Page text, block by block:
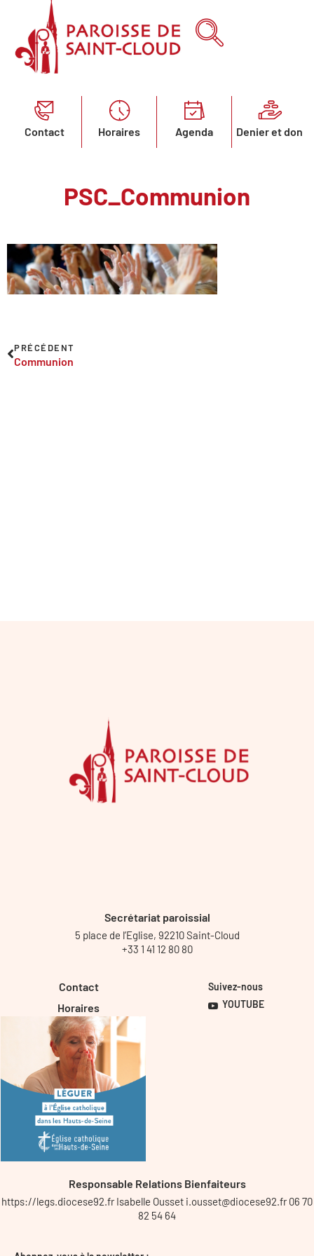
Contact Horaires Agenda Denier et don
PSC_Communion
PRÉCÉDENT
Communion
Secrétariat paroissial
5 place de l’Eglise, 92210 Saint-Cloud
+33 1 41 12 80 80
Contact
Horaires
Suivez-nous
YOUTUBE
Responsable Relations Bienfaiteurs
https://legs.diocese92.fr Isabelle Ousset i.ousset@diocese92.fr 06 70
82 54 64